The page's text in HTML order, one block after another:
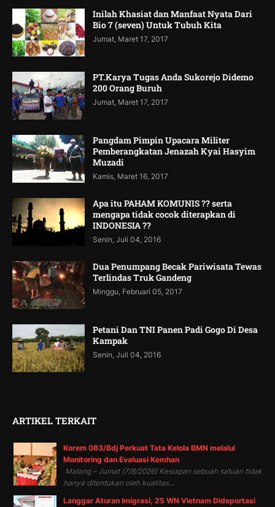
Inilah Khasiat dan Manfaat Nyata Dari
Bio 7 (seven) Untuk Tubuh Kita
Jumat, Maret 17, 2017
PT.Karya Tugas Anda Sukorejo Didemo
200 Orang Buruh
Jumat, Maret 17, 2017
Pangdam Pimpin Upacara Militer
Pemberangkatan Jenazah Kyai Hasyim
Muzadi
Kamis, Maret 16, 2017
Apa itu PAHAM KOMUNIS ?? serta
mengapa tidak cocok diterapkan di
INDONESIA ??
Senin, Juli 04, 2016
Dua Penumpang Becak Pariwisata Tewas
Terlindas Truk Gandeng
Minggu, Februari 05, 2017
Petani Dan TNI Panen Padi Gogo Di Desa
Kampak
Senin, Juli 04, 2016
ARTIKEL TERKAIT
Korem 083/Bdj Perkuat Tata Kelola BMN melalui
Monitoring dan Evaluasi Kemhan
Malang – Jumat (7/8/2026) Kesiapan sebuah satuan tidak
hanya ditentukan oleh kualitas...
Langgar Aturan Imigrasi, 25 WN Vietnam Dideportasi